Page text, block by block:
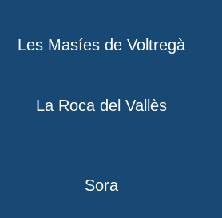
Les Masíes de Voltregà
La Roca del Vallès
Sora